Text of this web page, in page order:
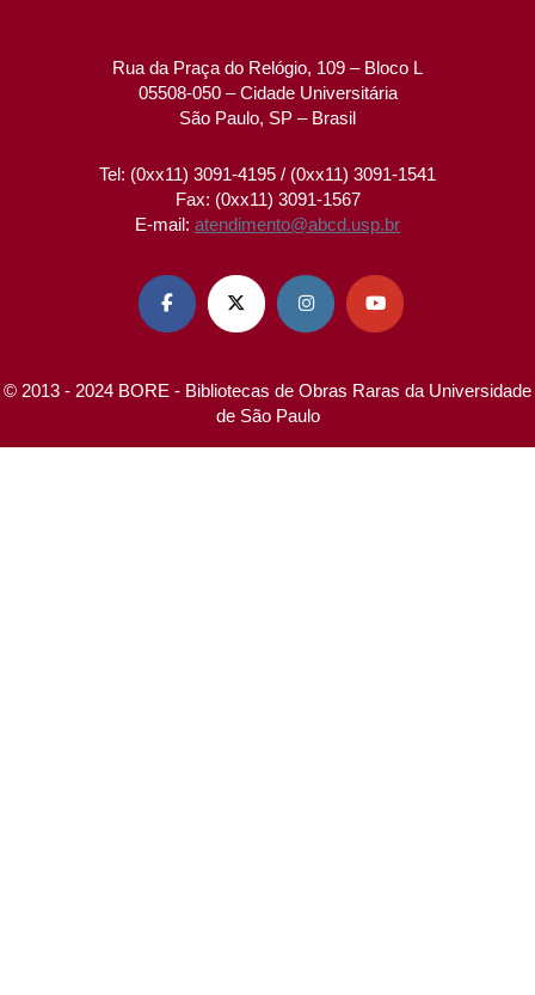
Rua da Praça do Relógio, 109 – Bloco L
05508-050 – Cidade Universitária
São Paulo, SP – Brasil
Tel: (0xx11) 3091-4195 / (0xx11) 3091-1541
Fax: (0xx11) 3091-1567
E-mail: atendimento@abcd.usp.br
   
© 2013 - 2024 BORE - Bibliotecas de Obras Raras da Universidade
de São Paulo